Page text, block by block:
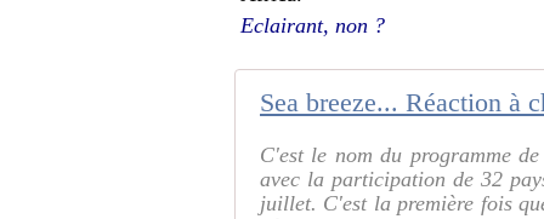
Eclairant, non ?
Sea breeze... Réaction à
C'est le nom du programme
avec la participation de 32
juillet. C'est la première fois